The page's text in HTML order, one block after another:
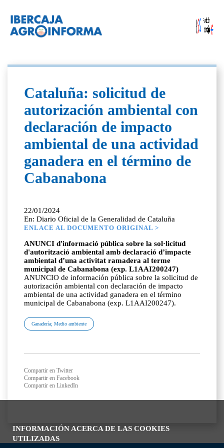
INFORMACIÓN ACERCA DE LAS COOKIES
UTILIZADAS
Cataluña: solicitud de
autorización ambiental con
declaración de impacto
ambiental de una actividad
ganadera en el término de
Cabanabona
22/01/2024
En: Diario Oficial de la Generalidad de Cataluña
ENLACE AL DOCUMENTO ORIGINAL >
ANUNCI d'informació pública sobre la sol·licitud
d'autorització ambiental amb declaració d’impacte
ambiental d’una activitat ramadera al terme
municipal de Cabanabona (exp. L1AAI200247)
ANUNCIO de información pública sobre la solicitud de
autorización ambiental con declaración de impacto
ambiental de una actividad ganadera en el término
municipal de Cabanabona (exp. L1AAI200247).
Ganadería; Medio ambiente
Compartir en Twitter
Compartir en Facebook
Compartir en LinkedIn